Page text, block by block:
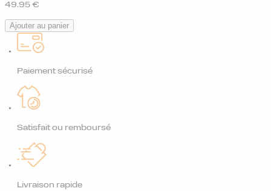
49.95 €
Ajouter au panier
Paiement sécurisé
Satisfait ou remboursé
Livraison rapide